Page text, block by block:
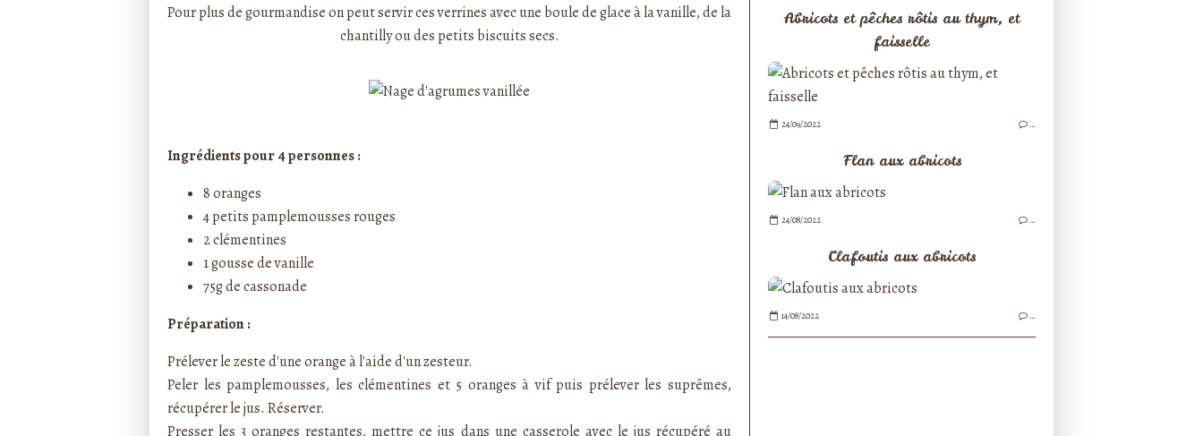
Pour plus de gourmandise on peut servir ces verrines avec une boule de glace à la vanille, de la
chantilly ou des petits biscuits secs.
Ingrédients pour 4 personnes :
8 oranges
4 petits pamplemousses rouges
2 clémentines
1 gousse de vanille
75g de cassonade
Préparation :
Prélever le zeste d'une orange à l'aide d'un zesteur.
Peler les pamplemousses, les clémentines et 5 oranges à vif puis prélever les suprêmes,
récupérer le jus. Réserver.
Presser les 3 oranges restantes, mettre ce jus dans une casserole avec le jus récupéré au
Abricots et pêches rôtis au thym, et
faisselle
24/09/2022 …
Flan aux abricots
24/08/2022 …
Clafoutis aux abricots
14/08/2022 …